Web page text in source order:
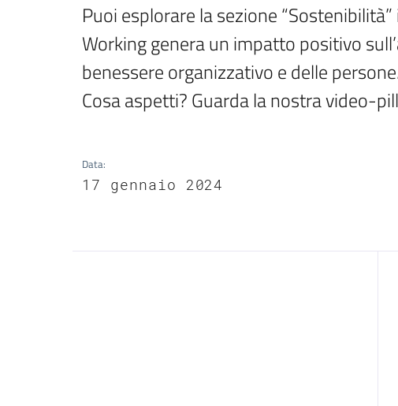
Puoi esplorare la sezione
Working genera un impatto positivo
benessere organizzativo e delle
Cosa aspetti? Guarda la nostra video-
Data:
17 gennaio 2024